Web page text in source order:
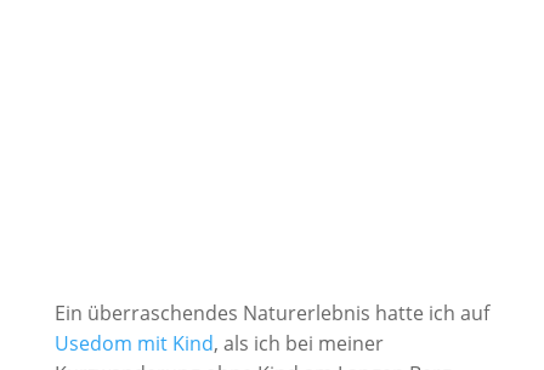
Ein überraschendes Naturerlebnis hatte ich auf
Usedom mit Kind, als ich bei meiner